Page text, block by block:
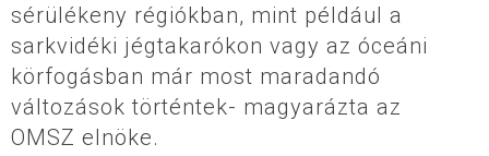
sérülékeny régiókban, mint például a
sarkvidéki jégtakarókon vagy az óceáni
körfogásban már most maradandó
változások történtek- magyarázta az
OMSZ elnöke.